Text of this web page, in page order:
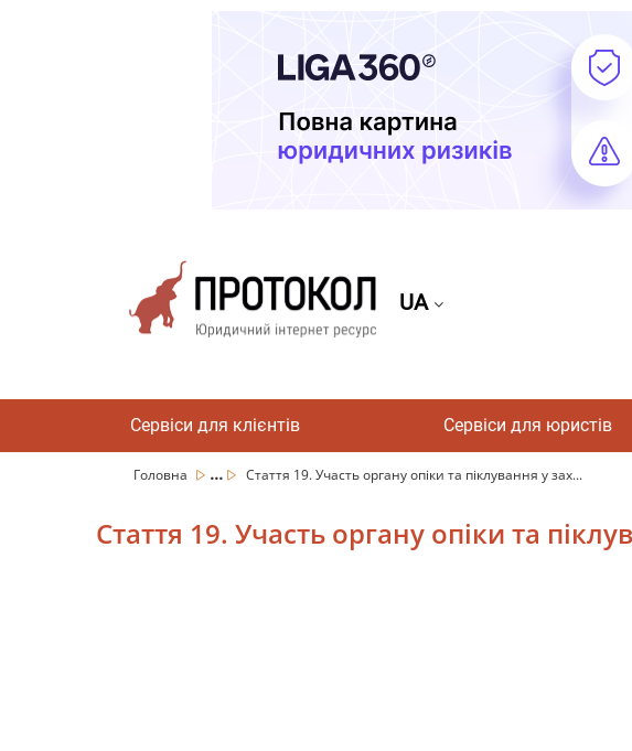
UA
Сервіси для клієнтів Сервіси для юристів
Головна ... Стаття 19. Участь органу опіки та піклування у зах...
Стаття 19. Участь органу опіки та